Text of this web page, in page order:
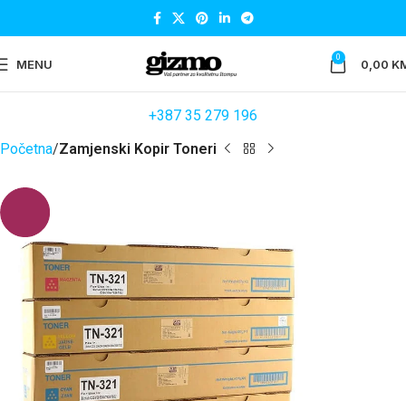
MENU 0 0,00
+387 35 279 196
Početna Zamjenski Kopir Toneri